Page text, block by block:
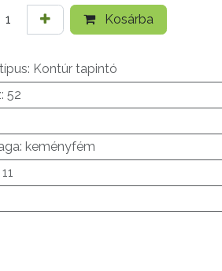
Kosárba
: Kontúr tapintó
: 52
: keményfém
11